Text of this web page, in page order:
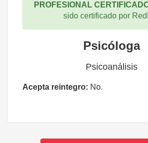
PROFESIONAL
sido certificado por
Psicóloga
Psicoanálisis
Acepta reintegro: No.